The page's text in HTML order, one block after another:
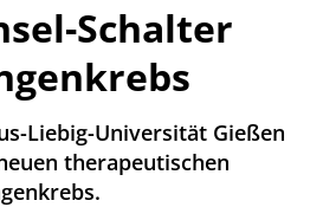
Schalter
Liebig-Universität Gießen
therapeutischen